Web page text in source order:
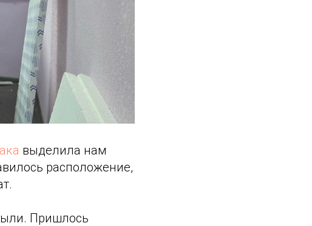
выделила нам
расположение,
Пришлось